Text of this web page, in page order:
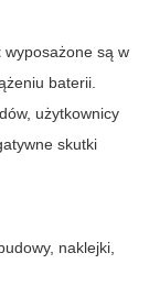
wyposażone są w
baterii.
użytkownicy
skutki
naklejki,